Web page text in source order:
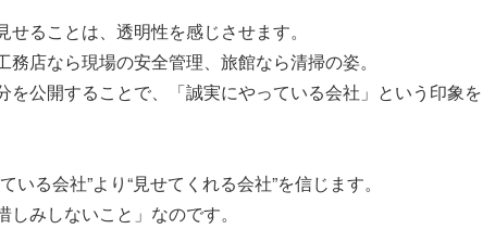
ることは、透明性を感じさせます。
店なら現場の安全管理、旅館なら清掃の姿。
を公開することで、「誠実にやっている会社」という印象を
いる会社”より“見せてくれる会社”を信じます。
みしないこと」なのです。